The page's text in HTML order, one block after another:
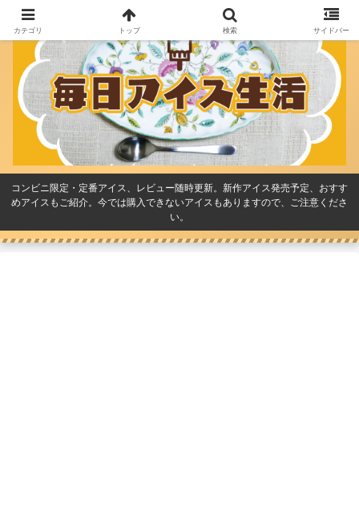
コンビニ限定・定番アイス、レビュー随時更新。新作アイス発売予定、おすす
めアイスもご紹介。今では購入できないアイスもありますので、ご注意くださ
い。
カテゴリ トップ 検索 サイドバー